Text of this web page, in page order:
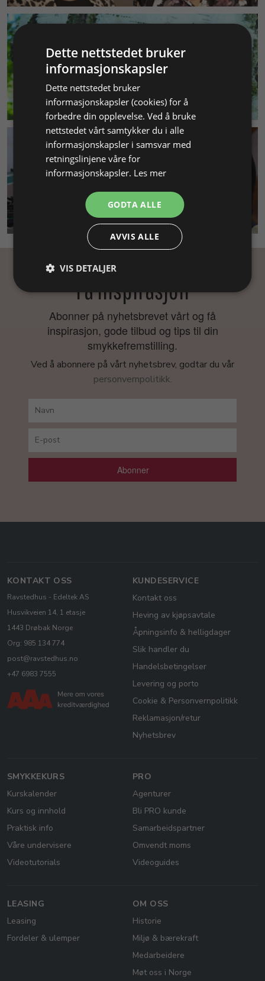
MILJØ & BÆREKRAFT
Få inspirasjon
Abonner på nyhetsbrevet vårt og få
inspirasjon, gode tilbud og tips til din
smykkefremstilling.
Ved å abonnere på vårt nyhetsbrev, godtar du vår
personvernpolitikk.
Abonner
KONTAKT OSS
Ravstedhus - Edeltek AS
Husvikveien 14, 1 etasje
1443 Drøbak Norge
Org: 985 134 774
post@ravstedhus.no
+47 6983 7555
KUNDESERVICE
Kontakt oss
Heving av kjøpsavtale
Åpningsinfo & helligdager
Slik handler du
Handelsbetingelser
Levering og porto
Cookie & Personvernpolitikk
Reklamasjon/retur
Nyhetsbrev
SMYKKEKURS
Kurskalender
Kurs og innhold
Praktisk info
Våre undervisere
Videotutorials
PRO
Agenturer
Bli PRO kunde
Samarbeidspartner
Omvendt moms
Videoguides
LEASING
Leasing
Fordeler & ulemper
OM OSS
Historie
Miljø & bærekraft
Medarbeidere
Møt oss i Norge
Dette nettstedet bruker
informasjonskapsler
Dette nettstedet bruker
informasjonskapsler (cookies) for å
forbedre din opplevelse. Ved å bruke
nettstedet vårt samtykker du i alle
informasjonskapsler i samsvar med
retningslinjene våre for
informasjonskapsler. Les mer
GODTA ALLE
AVVIS ALLE
VIS DETALJER